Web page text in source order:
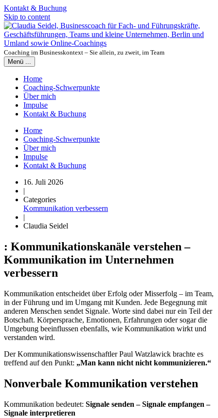
Kontakt & Buchung
Skip to content
Coaching im Businesskontext – Sie allein, zu zweit, im Team
Menü ...
Home
Coaching-Schwerpunkte
Über mich
Impulse
Kontakt & Buchung
Home
Coaching-Schwerpunkte
Über mich
Impulse
Kontakt & Buchung
16. Juli 2026
|
Categories
Kommunikation verbessern
|
Claudia Seidel
: Kommunikationskanäle verstehen –
Kommunikation im Unternehmen
verbessern
Kommunikation entscheidet über Erfolg oder Misserfolg – im Team,
in der Führung und im Umgang mit Kunden. Jede Begegnung mit
anderen Menschen sendet Signale. Worte sind dabei nur ein Teil der
Botschaft. Körpersprache, Emotionen, Erfahrungen oder sogar die
Umgebung beeinflussen ebenfalls, wie Kommunikation wirkt und
verstanden wird.
Der Kommunikationswissenschaftler Paul Watzlawick brachte es
treffend auf den Punkt: „Man kann nicht nicht kommunizieren.“
Nonverbale Kommunikation verstehen
Kommunikation bedeutet: Signale senden – Signale empfangen –
Signale interpretieren